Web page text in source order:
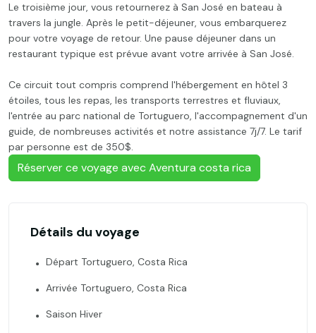
Le troisième jour, vous retournerez à San José en bateau à
travers la jungle. Après le petit-déjeuner, vous embarquerez
pour votre voyage de retour. Une pause déjeuner dans un
restaurant typique est prévue avant votre arrivée à San José.
Ce circuit tout compris comprend l'hébergement en hôtel 3
étoiles, tous les repas, les transports terrestres et fluviaux,
l'entrée au parc national de Tortuguero, l'accompagnement d'un
guide, de nombreuses activités et notre assistance 7j/7. Le tarif
par personne est de 350$.
Réserver ce voyage avec Aventura costa rica
Détails du voyage
Départ Tortuguero, Costa Rica
Arrivée Tortuguero, Costa Rica
Saison Hiver